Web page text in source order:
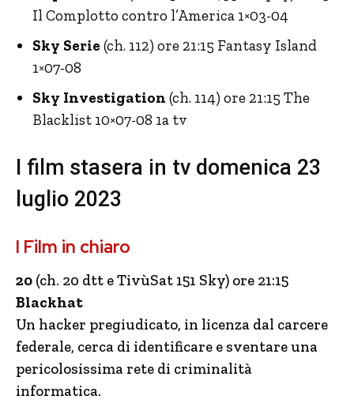
Il Complotto contro l’America 1×03-04
Sky Serie (ch. 112) ore 21:15 Fantasy Island
1×07-08
Sky Investigation (ch. 114) ore 21:15 The
Blacklist 10×07-08 1a tv
I film stasera in tv domenica 23
luglio 2023
I Film in chiaro
20 (ch. 20 dtt e TivùSat 151 Sky) ore 21:15
Blackhat
Un hacker pregiudicato, in licenza dal carcere
federale, cerca di identificare e sventare una
pericolosissima rete di criminalità
informatica.